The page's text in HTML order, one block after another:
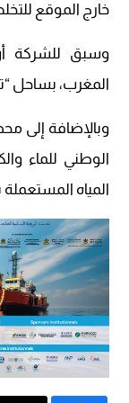
خارج الموقع
وسبق للشركة
المغرب، بساحل
وبالإضافة إلى
الوطني للماء
المياه